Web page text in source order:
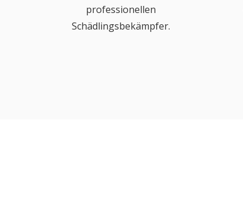
professionellen
Schädlingsbekämpfer.